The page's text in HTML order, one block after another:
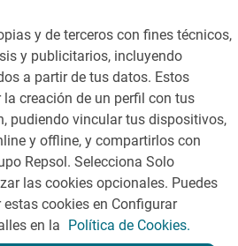
Política de cookies
Nota legal
y de terceros con fines técnicos,
y publicitarios, incluyendo
a partir de tus datos. Estos
creación de un perfil con tus
pudiendo vincular tus dispositivos,
y offline, y compartirlos con
Repsol. Selecciona Solo
las cookies opcionales. Puedes
cookies en Configurar
en la Política de Cookies.